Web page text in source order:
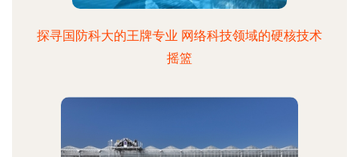
探寻国防科大的王牌专业 网络科技领域的硬核技术
摇篮